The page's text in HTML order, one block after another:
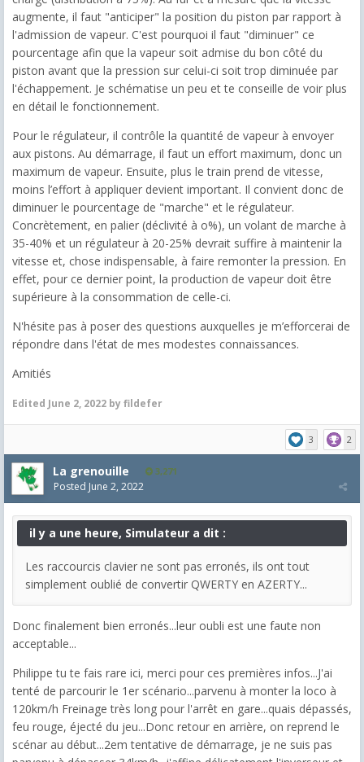
augmente, il faut "anticiper" la position du piston par rapport à
l'admission de vapeur. C'est pourquoi il faut "diminuer" ce
pourcentage afin que la vapeur soit admise du bon côté du
piston avant que la pression sur celui-ci soit trop diminuée par
l'échappement. Je schématise un peu et te conseille de voir plus
en détail le fonctionnement.
Pour le régulateur, il contrôle la quantité de vapeur à envoyer
aux pistons. Au démarrage, il faut un effort maximum, donc un
maximum de vapeur. Ensuite, plus le train prend de vitesse,
moins l’effort à appliquer devient important. Il convient donc de
diminuer le pourcentage de "marche" et le régulateur.
Concrètement, en palier (déclivité à o%), un volant de marche à
35-40% et un régulateur à 20-25% devrait suffire à maintenir la
vitesse et, chose indispensable, à faire remonter la pression. En
effet, pour ce dernier point, la production de vapeur doit être
supérieure à la consommation de celle-ci.
N'hésite pas à poser des questions auxquelles je m’efforcerai de
répondre dans l'état de mes modestes connaissances.
Amitiés
Edited June 2, 2022 by fildefer
3 2
La grenouille 3,271
Posted June 2, 2022
il y a une heure, Simulateur a dit :
Les raccourcis clavier ne sont pas erronés, ils ont tout
simplement oublié de convertir QWERTY en AZERTY...
Donc finalement bien erronés...leur oubli est une faute non
acceptable...
Philippe tu te fais rare ici, merci pour ces premières infos...J'ai
tenté de parcourir le 1er scénario...parvenu à monter la loco à
120km/h Freinage très long pour l'arrêt en gare...quais dépassés,
feu rouge, éjecté du jeu...Donc retour en arrière, on reprend le
scénar au début...2em tentative de démarrage, je ne suis pas